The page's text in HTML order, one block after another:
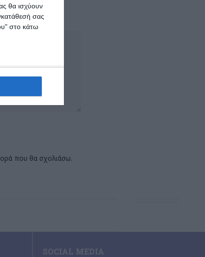
θα ισχύουν
σας
στο κάτω
που θα σχολιάσω.
SOCIAL MEDIA